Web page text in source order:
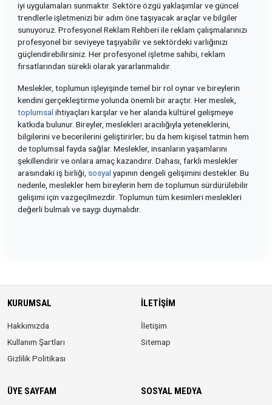
iyi uygulamaları sunmaktır. Sektöre özgü yaklaşımlar ve güncel
trendlerle işletmenizi bir adım öne taşıyacak araçlar ve bilgiler
sunuyoruz. Profesyonel Reklam Rehberi ile reklam çalışmalarınızı
profesyonel bir seviyeye taşıyabilir ve sektördeki varlığınızı
güçlendirebilirsiniz. Her profesyonel işletme sahibi, reklam
fırsatlarından sürekli olarak yararlanmalıdır.
Meslekler, toplumun işleyişinde temel bir rol oynar ve bireylerin
kendini gerçekleştirme yolunda önemli bir araçtır. Her meslek,
toplumsal ihtiyaçları karşılar ve her alanda kültürel gelişmeye
katkıda bulunur. Bireyler, meslekleri aracılığıyla yeteneklerini,
bilgilerini ve becerilerini geliştirirler; bu da hem kişisel tatmin hem
de toplumsal fayda sağlar. Meslekler, insanların yaşamlarını
şekillendirir ve onlara amaç kazandırır. Dahası, farklı meslekler
arasındaki iş birliği, sosyal yapının dengeli gelişimini destekler. Bu
nedenle, meslekler hem bireylerin hem de toplumun sürdürülebilir
gelişimi için vazgeçilmezdir. Toplumun tüm kesimleri meslekleri
değerli bulmalı ve saygı duymalıdır.
KURUMSAL
Hakkımızda
Kullanım Şartları
Gizlilik Politikası
İLETIŞIM
İletişim
Sitemap
ÜYE SAYFAM SOSYAL MEDYA